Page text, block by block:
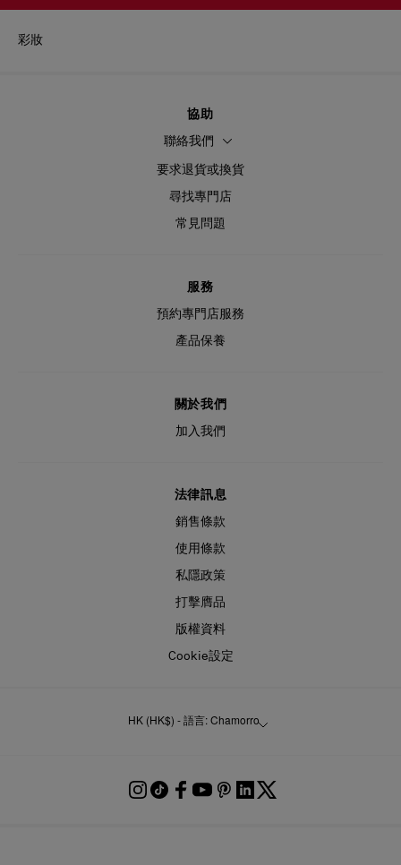
彩妝
協助
聯絡我們
要求退貨或換貨
尋找專門店
常見問題
服務
預約專門店服務
產品保養
關於我們
加入我們
法律訊息
銷售條款
使用條款
私隱政策
打擊膺品
版權資料
Cookie設定
HK (HK$) - 語言: Chamorro